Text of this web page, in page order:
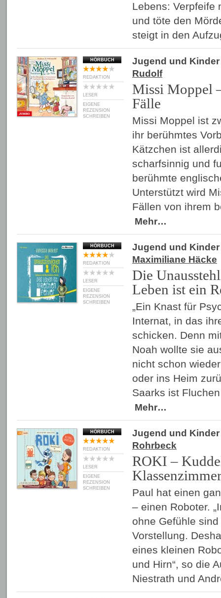
Lebens: Verpfeife
und töte den
steigt in den
HÖRBUCH
REDAKTION
LESER
EIGENE
REZENSION
SCHREIBEN
Jugend und Kinder
Rudolf
Missi Moppel
Fälle
Missi Moppel ist
ihr berühmtes
Kätzchen ist
scharfsinnig und
berühmte
Unterstützt wird
Fällen von ihrem
Mehr…
HÖRBUCH
REDAKTION
LESER
EIGENE
REZENSION
SCHREIBEN
Jugend und Kinder
Maximiliane Häcke
Die
Leben ist ein
„Ein Knast für
Internat, in das
schicken. Denn
Noah wollte sie
nicht schon
oder ins Heim
Saarks ist
Mehr…
HÖRBUCH
REDAKTION
LESER
EIGENE
REZENSION
SCHREIBEN
Jugend und Kinder
Rohrbeck
ROKI –
Paul hat einen
– einen Roboter.
ohne Gefühle
Vorstellung.
eines kleinen
und Hirn“, so die
Niestrath und